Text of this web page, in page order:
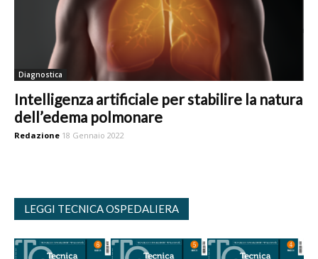
Diagnostica
Intelligenza artificiale per stabilire la natura
dell’edema polmonare
Redazione 18 Gennaio 2022
LEGGI TECNICA OSPEDALIERA